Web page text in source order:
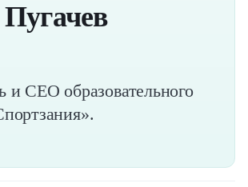
и CEO образовательного